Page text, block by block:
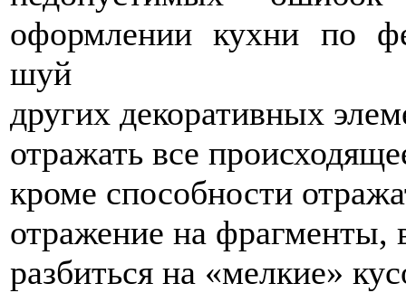
других декоративных
отражать все
кроме способности
отражение на
разбиться на «мелкие»